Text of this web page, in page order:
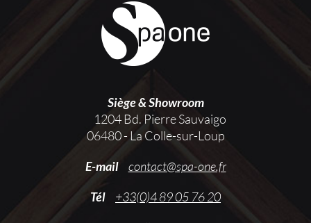
Siège & Showroom
1204 Bd. Pierre Sauvaigo
06480 - La Colle-sur-Loup
E-mail
contact@spa-one.fr
Tél
+33(0)4 89 05 76 20